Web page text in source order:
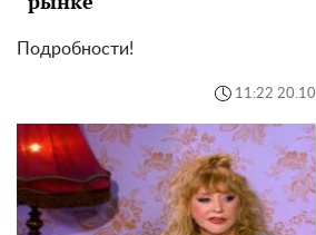
Подробности!
11:22 20.10